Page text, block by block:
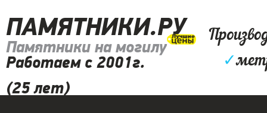
ПАМЯТНИКИ.РУ
Памятники на могилу
Работаем с 2001г.
(25 лет)
✓